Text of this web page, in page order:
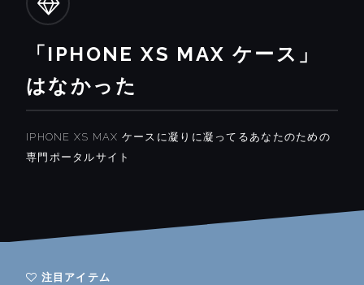
「IPHONE XS MAX ケース」
はなかった
IPHONE XS MAX ケースに凝りに凝ってるあなたのための
専門ポータルサイト
注目アイテム